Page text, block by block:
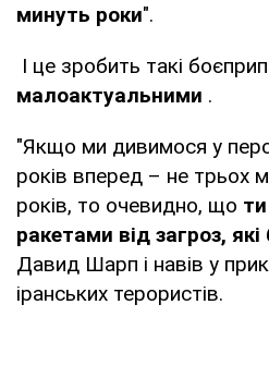
минуть роки".
І це зробить такі
малоактуальними .
"Якщо ми дивимося у
років вперед – не трьох
років, то очевидно, що
ракетами від загроз, які
Давид Шарп і навів у
іранських терористів.